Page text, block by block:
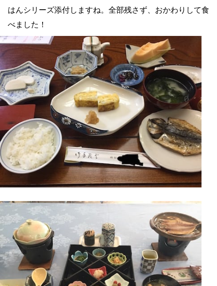
はんシリーズ添付しますね。全部残さず、おかわりして食
べました！